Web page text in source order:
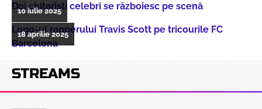
Doi chitarişti celebri se războiesc pe scenă
10 iulie 2025
Logo-ul rapperului Travis Scott pe tricourile FC
Barcelona
18 aprilie 2025
STREAMS